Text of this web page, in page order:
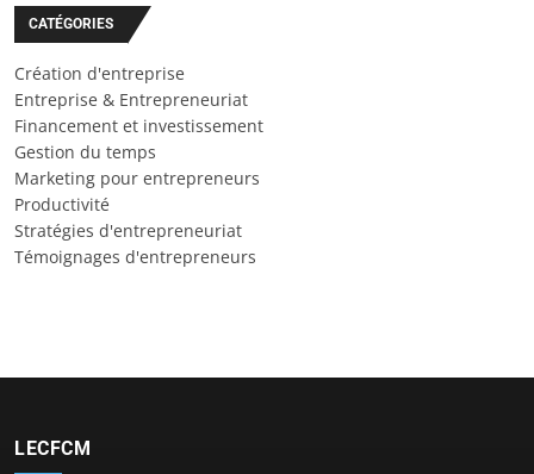
CATÉGORIES
Création d'entreprise
Entreprise & Entrepreneuriat
Financement et investissement
Gestion du temps
Marketing pour entrepreneurs
Productivité
Stratégies d'entrepreneuriat
Témoignages d'entrepreneurs
LECFCM